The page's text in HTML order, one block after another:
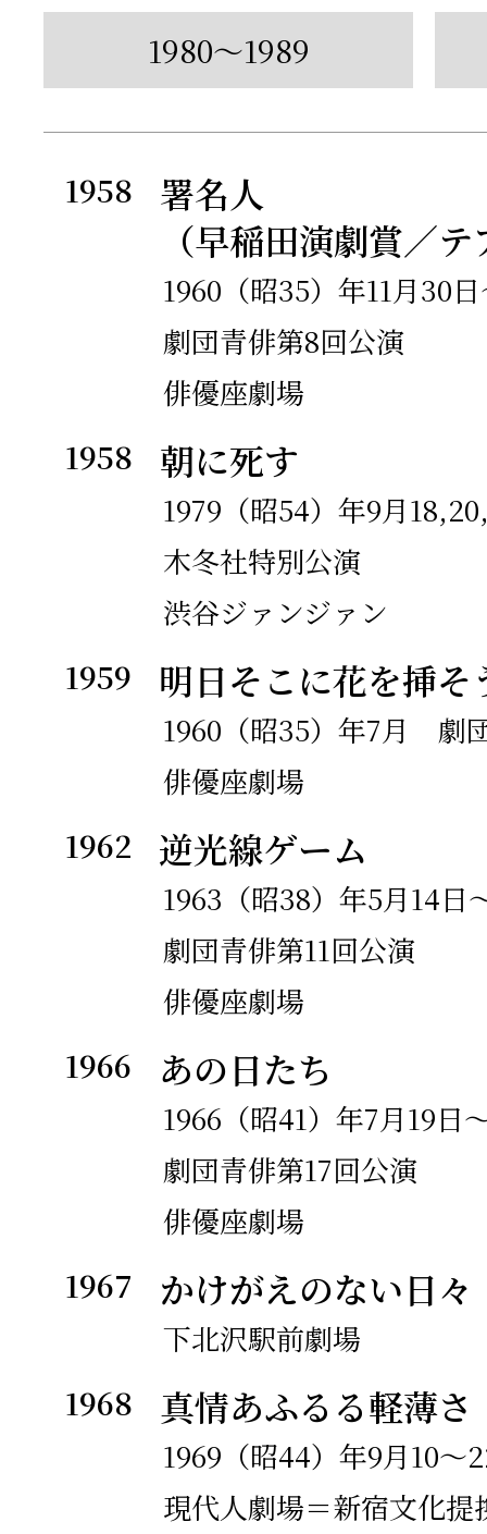
1960年早稲田大学文学部演劇
岩波映画社へ入社、企
映画などのシナリオを
1965年岩波映画社を退社して
本格的に劇作家への道
特に1960年代後半から
コンビによるアートシ
新世代の圧倒的な支持
1966年田原総一朗氏、作家・
ンタリー・グループ（
結成
1971年戯曲『鴉よ、おれたち
筆。現代人劇場により
化で上演。
第二戯曲集『想い出の
論社より刊行。
初めて自作・自監督の
れた恋人たちよ』を田
作。
戯曲『ぼくらが非情の
筆。現代人劇場により
蜷川幸雄氏、石橋蓮司
〈櫻社〉を結成。
『泣かないのか？泣か
ために？』執筆。
1980〜1989
1958
署名人
（早稲田演劇賞／
1960（昭35）年11月30
劇団青俳第8回公演
俳優座劇場
1958 朝に死す
1979（昭54）年9月
木冬社特別公演
渋谷ジァンジァン
1959 明日そこに花を挿そ
1960（昭35）年7月
劇
俳優座劇場
1962 逆光線ゲーム
1963（昭38）年5月14日
劇団青俳第11回公演
俳優座劇場
1966 あの日たち
1966（昭41）年7月19日
劇団青俳第17回公演
俳優座劇場
1967 かけがえのない日々
下北沢駅前劇場
1968 真情あふるる軽薄さ
1969（昭44）年9月10～
現代人劇場＝新宿文化提